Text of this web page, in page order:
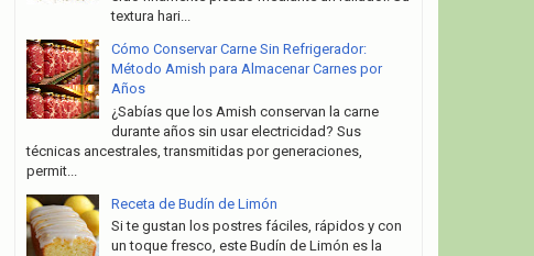
textura hari...
Cómo Conservar Carne Sin Refrigerador:
Método Amish para Almacenar Carnes por
Años
¿Sabías que los Amish conservan la carne
durante años sin usar electricidad? Sus
técnicas ancestrales, transmitidas por generaciones,
permit...
Receta de Budín de Limón
Si te gustan los postres fáciles, rápidos y con
un toque fresco, este Budín de Limón es la